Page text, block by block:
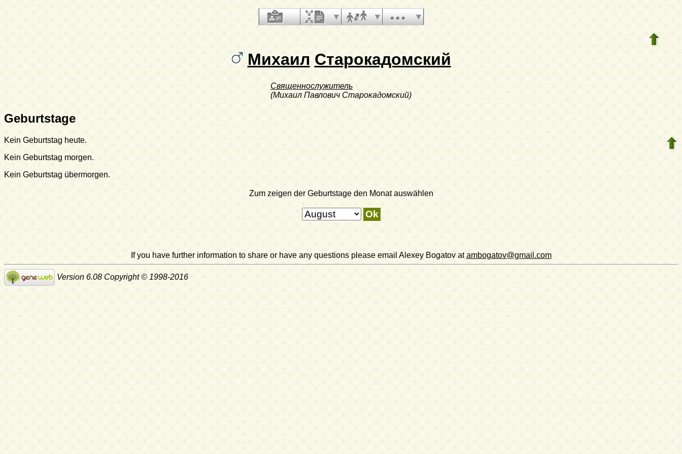
Михаил Старокадомский
Священнослужитель
(Михаил Павлович Старокадомский)
Geburtstage
Kein Geburtstag heute.
Kein Geburtstag morgen.
Kein Geburtstag übermorgen.
Zum zeigen der Geburtstage den Monat auswählen
If you have further information to share or have any questions please email Alexey Bogatov atambogatov@gmail.com
Version 6.08 Copyright © 1998-2016